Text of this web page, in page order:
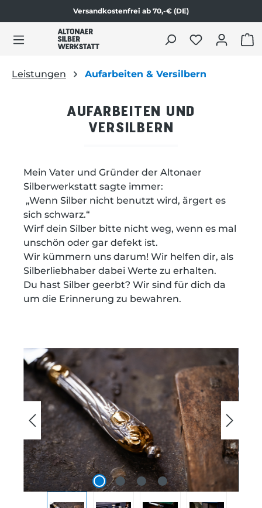
Versandkostenfrei ab 70,-€ (DE)
Leistungen Aufarbeiten & Versilbern
AUFARBEITEN UND
VERSILBERN
Mein Vater und Gründer der Altonaer
Silberwerkstatt sagte immer:
„Wenn Silber nicht benutzt wird, ärgert es
sich schwarz.“
Wirf dein Silber bitte nicht weg, wenn es mal
unschön oder gar defekt ist.
Wir kümmern uns darum! Wir helfen dir, als
Silberliebhaber dabei Werte zu erhalten.
Du hast Silber geerbt? Wir sind für dich da
um die Erinnerung zu bewahren.
Bildergalerie überspringen